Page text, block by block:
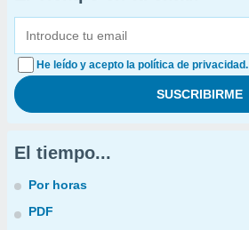
He leído y acepto la política de privacidad.
El tiempo...
Por horas
PDF